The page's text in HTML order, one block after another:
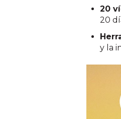
20
20
y la